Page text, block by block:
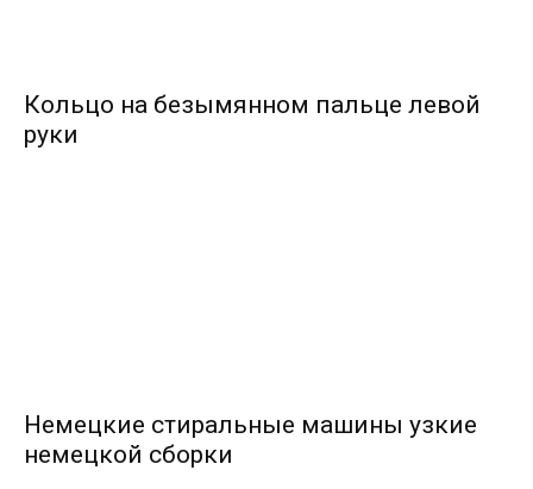
Кольцо на безымянном пальце левой
руки
Немецкие стиральные машины узкие
немецкой сборки